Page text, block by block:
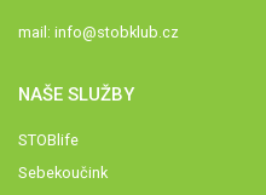
mail: info@stobklub.cz
NAŠE SLUŽBY
STOBlife
Sebekoučink